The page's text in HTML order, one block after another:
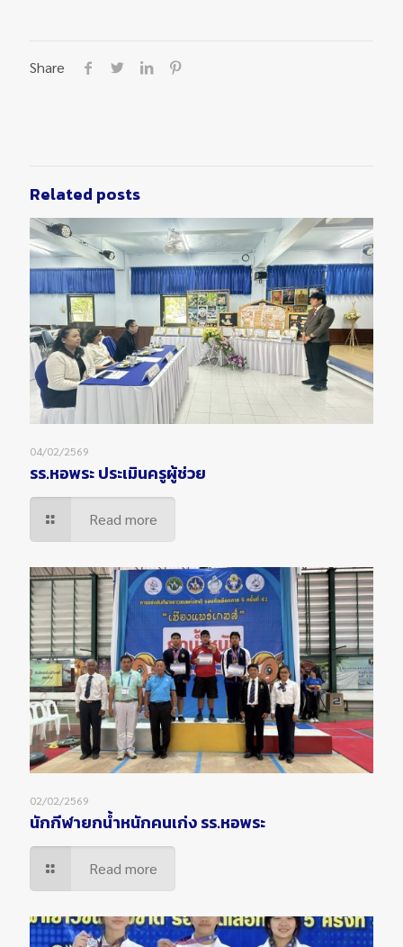
Share
Related posts
04/02/2569
รร.หอพระ ประเมินครูผู้ช่วย
Read more
02/02/2569
นักกีฬายกน้ำหนักคนเก่ง รร.หอพระ
Read more